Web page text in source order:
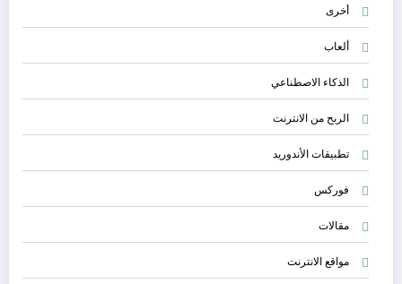
أخرى
ألعاب
الذكاء الاصطناعي
الربح من الانترنت
تطبيقات الأندوريد
فوركس
مقالات
مواقع الانترنت